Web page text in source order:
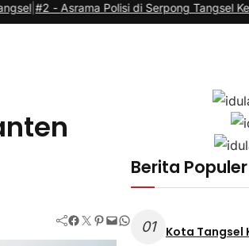
|#2 -Asrama Polisi di Serpong Tangsel
Facebook Twitter Pinterest Mail WhatsApp
Berita Populer
01 Kota Tangsel